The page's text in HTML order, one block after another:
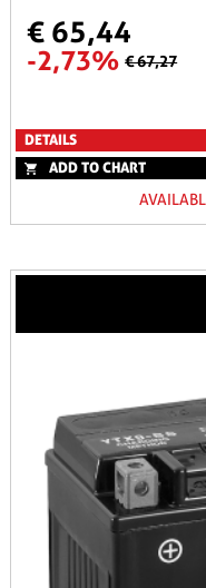
€ 65,44
-2,73% € 67,27
DETAILS
ADD TO CHART